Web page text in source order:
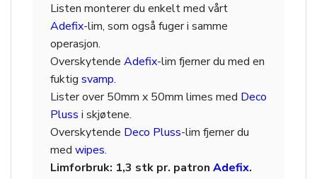
Listen monterer du enkelt med vårt
Adefix-lim, som også fuger i samme
operasjon.
Overskytende Adefix-lim fjerner du med en
fuktig svamp.
Lister over 50mm x 50mm limes med Deco
Pluss i skjøtene.
Overskytende Deco Pluss-lim fjerner du
med wipes.
Limforbruk: 1,3 stk pr. patron Adefix.